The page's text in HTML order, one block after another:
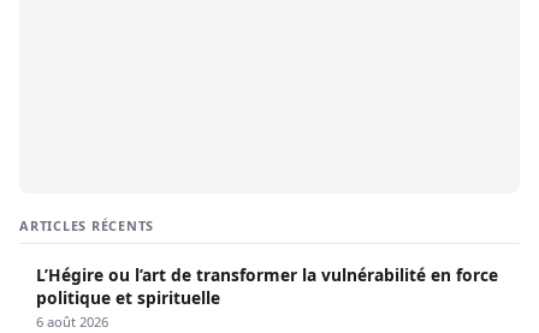
ARTICLES RÉCENTS
L’Hégire ou l’art de transformer la vulnérabilité en force
politique et spirituelle
6 août 2026